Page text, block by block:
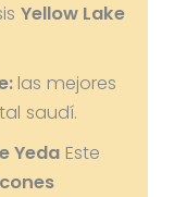
Yellow Lake
las mejores
saudí.
YedaEste